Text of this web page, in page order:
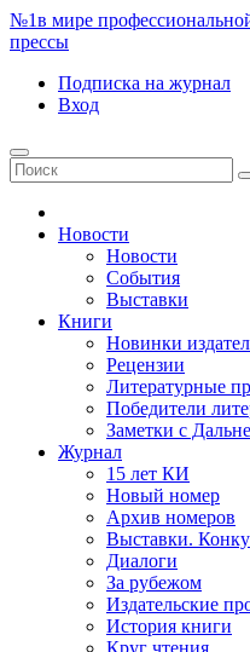
№1в мире
прессы
Подписка на журнал
Вход
Новости
Новости
События
Выставки
Книги
Новинки
Рецензии
Литературные
Победители
Заметки с
Журнал
15 лет КИ
Новый номер
Архив номеров
Выставки.
Диалоги
За рубежом
Издательские
История книги
Круг чтения